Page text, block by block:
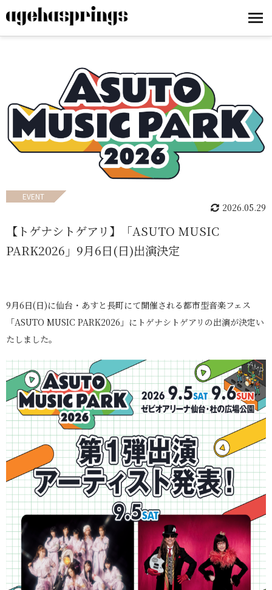
EVENT
2026.05.29
【トゲナシトゲアリ】「ASUTO MUSIC
PARK2026」9月6日(日)出演決定
9月6日(日)に仙台・あすと長町にて開催される都市型音楽フェス
「ASUTO MUSIC PARK2026」にトゲナシトゲアリの出演が決定い
たしました。